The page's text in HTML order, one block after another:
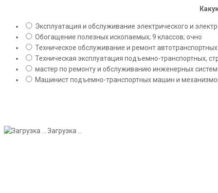
Эксплуатация и обслуживание электрического и
Обогащение полезных ископаемых; 9 классов; очно
Техническое обслуживание и ремонт
Техническая эксплуатация подъемно-транспортных,
мастер по ремонту и обслуживанию инженерных
Машинист подъемно-транспортных машин и
Загрузка ...